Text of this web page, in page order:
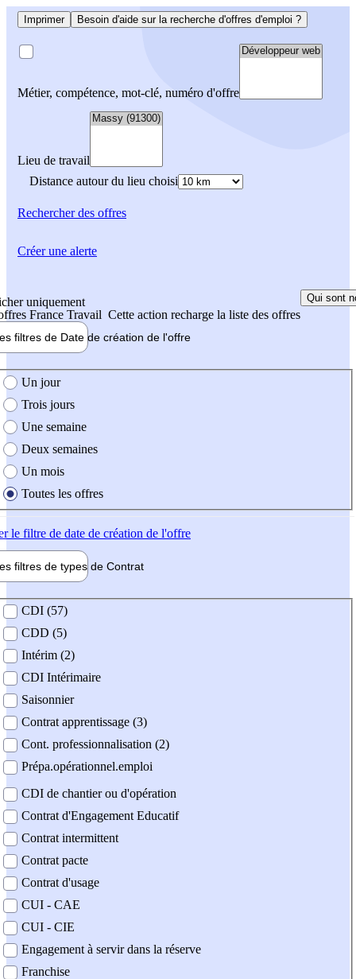
Imprimer Besoin d'aide sur la recherche d'offres d'emploi ?
Métier, compétence, mot-clé, numéro d'offre
Lieu de travail
Distance autour du lieu choisi
Rechercherdes offres
uniquement
France Travail Cette action recharge la liste des offres
Qui sont
filtres de Date de création de l'offre
création de l'offre
Un jour
Trois jours
Une semaine
Deux semaines
Un mois
Toutes les offres
le filtre de date de création de l'offre
filtres de types de Contrat
contrat
CDI (57)
CDD (5)
Intérim (2)
CDI Intérimaire
Saisonnier
Contrat apprentissage (3)
Cont. professionnalisation (2)
Prépa.opérationnel.emploi
CDI de chantier ou d'opération
Contrat d'Engagement Educatif
Contrat intermittent
Contrat pacte
Contrat d'usage
CUI - CAE
CUI - CIE
Engagement à servir dans la réserve
Franchise
Créer une alerte